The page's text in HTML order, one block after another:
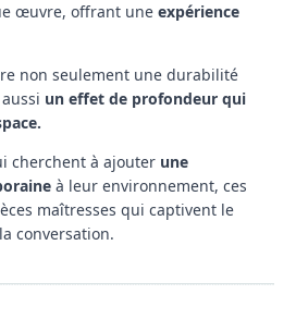
œuvre, offrant une expérience
non seulement une durabilité
un effet de profondeur qui
cherchent à ajouter une
à leur environnement, ces
maîtresses qui captivent le
conversation.